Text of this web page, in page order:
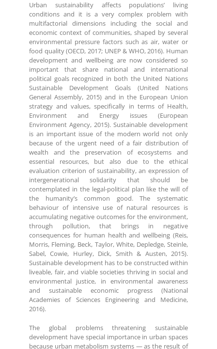
Urban sustainability affects populations’ living
conditions and it is a very complex problem with
multifactorial dimensions including the social and
economic context of communities, shaped by several
environmental pressure factors such as air, water or
food quality (OECD, 2017; UNEP & WHO, 2016). Human
development and wellbeing are now considered so
important that share national and international
political goals recognized in both the United Nations
Sustainable Development Goals (United Nations
General Assembly, 2015) and in the European Union
strategy and values, specifically in terms of Health,
Environment and Energy issues (European
Environment Agency, 2015). Sustainable development
is an important issue of the modern world not only
because of the urgent need of a fair distribution of
wealth and the preservation of ecosystems and
essential resources, but also due to the ethical
evaluation criterion of sustainability, an expression of
intergenerational solidarity that should be
contemplated in the legal-political plan like the will of
the humanity’s common good. The systematic
behaviour of intensive use of natural resources is
accumulating negative outcomes for the environment,
through pollution, that brings in negative
consequences for human health and wellbeing (Reis,
Morris, Fleming, Beck, Taylor, White, Depledge, Steinle,
Sabel, Cowie, Hurley, Dick, Smith & Austen, 2015).
Sustainable development has to be constructed within
liveable, fair, and viable societies thriving in social and
environmental justice, in environmental awareness
and sustainable economic progress (National
Academies of Sciences Engineering and Medicine,
2016).
The global problems threatening sustainable
development have special importance in urban spaces
because urban metabolism systems — as the result of